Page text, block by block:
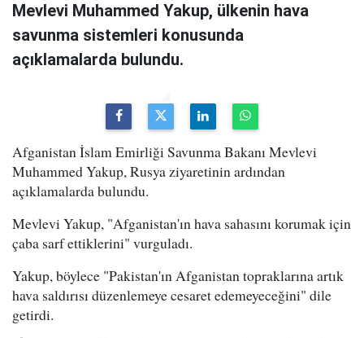
Mevlevi Muhammed Yakup, ülkenin hava
savunma sistemleri konusunda
açıklamalarda bulundu.
Afganistan İslam Emirliği Savunma Bakanı Mevlevi
Muhammed Yakup, Rusya ziyaretinin ardından
açıklamalarda bulundu.
Mevlevi Yakup, "Afganistan'ın hava sahasını korumak için
çaba sarf ettiklerini" vurguladı.
Yakup, böylece "Pakistan'ın Afganistan topraklarına artık
hava saldırısı düzenlemeye cesaret edemeyeceğini" dile
getirdi.